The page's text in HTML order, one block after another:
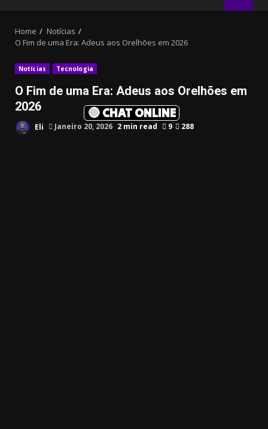
🔴 CHAT ONLINE
Home
Notícias
O Fim de uma Era: Adeus aos Orelhões em 2026
Notícias Tecnologia
O Fim de uma Era: Adeus aos Orelhões em
2026
Eli Janeiro 20, 2026 2 min read 9 288